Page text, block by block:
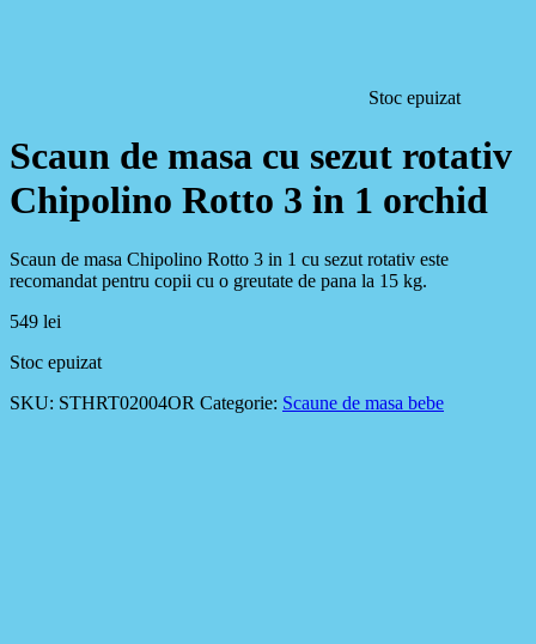
Stoc epuizat
Scaun de masa cu sezut rotativ
Chipolino Rotto 3 in 1 orchid
Scaun de masa Chipolino Rotto 3 in 1 cu sezut rotativ este
recomandat pentru copii cu o greutate de pana la 15 kg.
549 lei
Stoc epuizat
SKU: STHRT02004OR Categorie: Scaune de masa bebe